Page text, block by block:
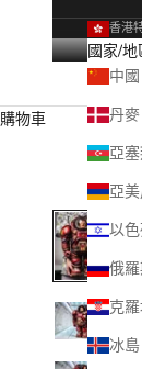
香港
國家/地
中
丹
亞
亞
以
俄
克
冰
購物車